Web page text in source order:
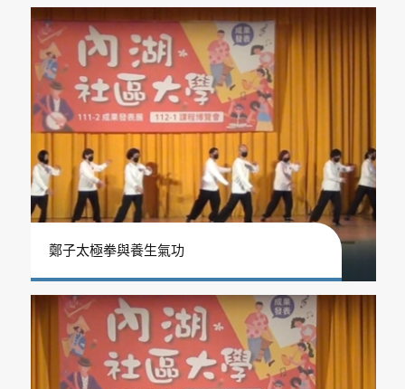
鄭子太極拳與養生氣功